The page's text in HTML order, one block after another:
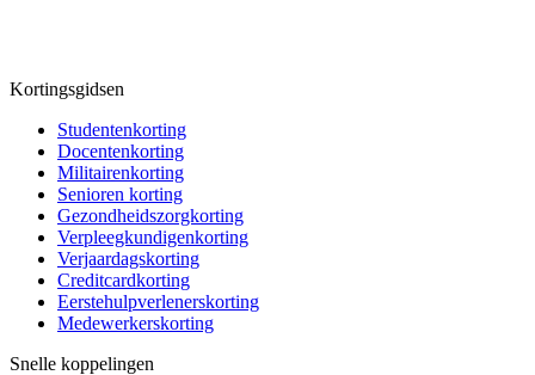
Kortingsgidsen
Studentenkorting
Docentenkorting
Militairenkorting
Senioren korting
Gezondheidszorgkorting
Verpleegkundigenkorting
Verjaardagskorting
Creditcardkorting
Eerstehulpverlenerskorting
Medewerkerskorting
Snelle koppelingen